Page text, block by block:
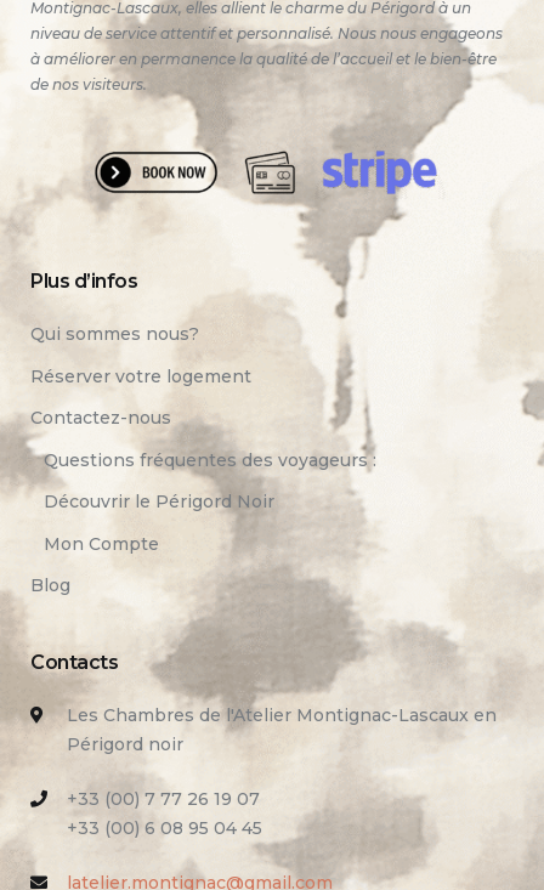
Montignac-Lascaux, elles allient le charme du Périgord à un
niveau de service attentif et personnalisé. Nous nous engageons
à améliorer en permanence la qualité de l’accueil et le bien-être
de nos visiteurs.
Plus d’infos
Qui sommes nous?
Réserver votre logement
Contactez-nous
Questions fréquentes des voyageurs :
Découvrir le Périgord Noir
Mon Compte
Blog
Contacts
Les Chambres de l'Atelier Montignac-Lascaux en
Périgord noir
+33 (00) 7 77 26 19 07
+33 (00) 6 08 95 04 45
latelier.montignac@gmail.com